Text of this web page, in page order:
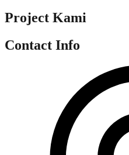
Project Kami
Contact Info